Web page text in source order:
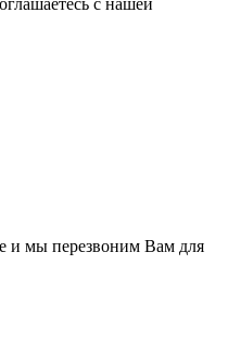
и мы перезвоним Вам для